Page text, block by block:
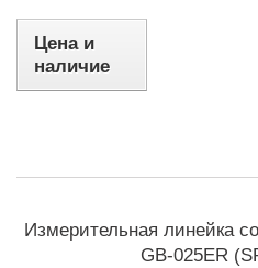
Цена и
наличие
Измерительная линейка
GB-025ER